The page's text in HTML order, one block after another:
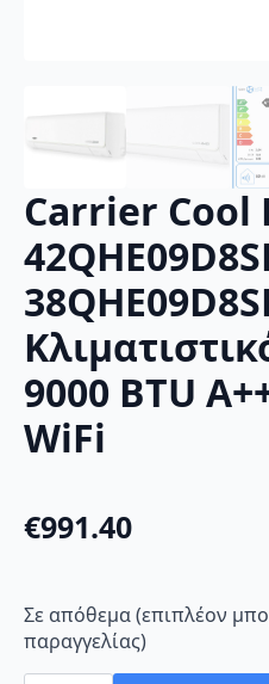
Carrier Cool
9000 BTU
WiFi
€991.40
Σε απόθεμα (επιπλέον
παραγγελίας)